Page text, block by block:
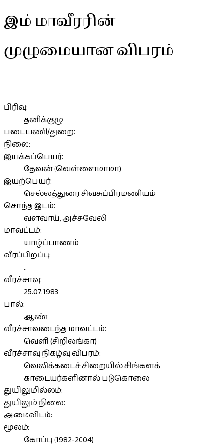
இம் மாவீரரின்
முழுமையான விபரம்
பிரிவு:
தனிக்குழு
படையணி/துறை:
நிலை:
இயக்கப்பெயர்:
தேவன் (வெள்ளைமாமா)
இயற்பெயர்:
செல்லத்துரை சிவசுப்பிரமணியம்
சொந்த இடம்:
வளவாய், அச்சுவேலி
மாவட்டம்:
யாழ்ப்பாணம்
வீரப்பிறப்பு:
..
வீரச்சாவு:
25.07.1983
பால்:
ஆண்
வீரச்சாவடைந்த மாவட்டம்:
வெளி (சிறிலங்கா)
வீரச்சாவு நிகழ்வு விபரம்:
வெலிக்கடைச் சிறையில் சிங்களக்
காடையர்களினால் படுகொலை
துயிலுமில்லம்:
துயிலும் நிலை:
அமைவிடம்:
மூலம்:
கோப்பு (1982-2004)